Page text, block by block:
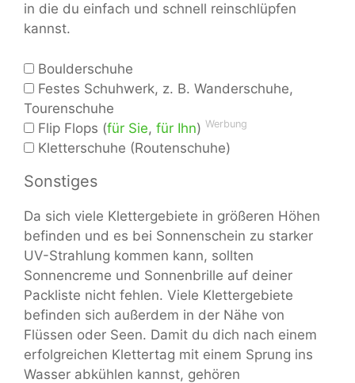
in die du einfach und schnell reinschlüpfen
kannst.
Boulderschuhe
Festes Schuhwerk, z. B. Wanderschuhe,
Tourenschuhe
Flip Flops (für Sie, für Ihn) Werbung
Kletterschuhe (Routenschuhe)
Sonstiges
Da sich viele Klettergebiete in größeren Höhen
befinden und es bei Sonnenschein zu starker
UV-Strahlung kommen kann, sollten
Sonnencreme und Sonnenbrille auf deiner
Packliste nicht fehlen. Viele Klettergebiete
befinden sich außerdem in der Nähe von
Flüssen oder Seen. Damit du dich nach einem
erfolgreichen Klettertag mit einem Sprung ins
Wasser abkühlen kannst, gehören